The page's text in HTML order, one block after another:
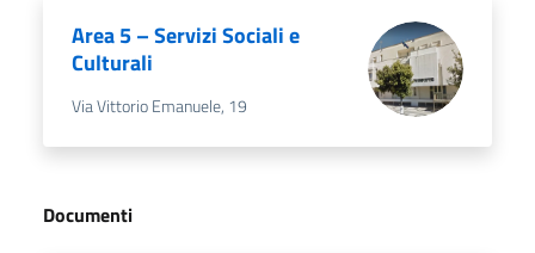
Area 5 – Servizi Sociali e
Culturali
Via Vittorio Emanuele, 19
Documenti